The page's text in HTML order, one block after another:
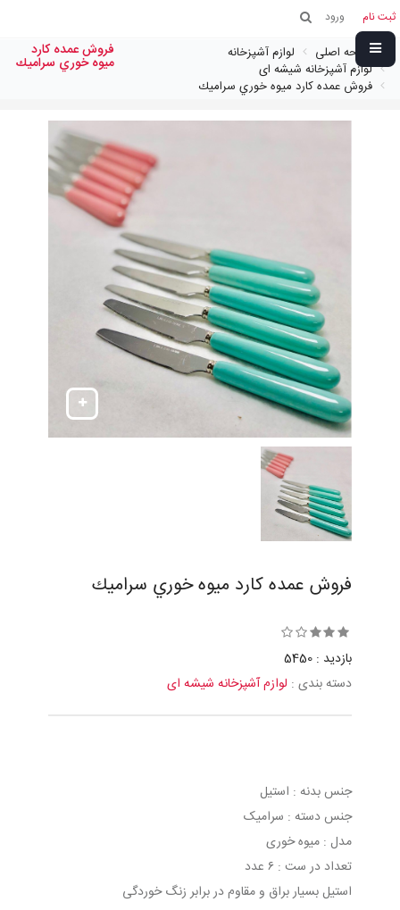
ثبت نام ورود
صفحه اصلی
لوازم آشپزخانه
لوازم آشپزخانه شیشه ای
فروش عمده كارد ميوه خوري سراميك
فروش عمده كارد
ميوه خوري سراميك
فروش عمده كارد ميوه خوري سراميك
بازدید : 5450
دسته بندی : لوازم آشپزخانه شیشه ای
جنس بدنه : استیل
جنس دسته : سرامیک
مدل : میوه خوری
تعداد در ست : ۶ عدد
استیل بسیار براق و مقاوم در برابر زنگ خوردگی